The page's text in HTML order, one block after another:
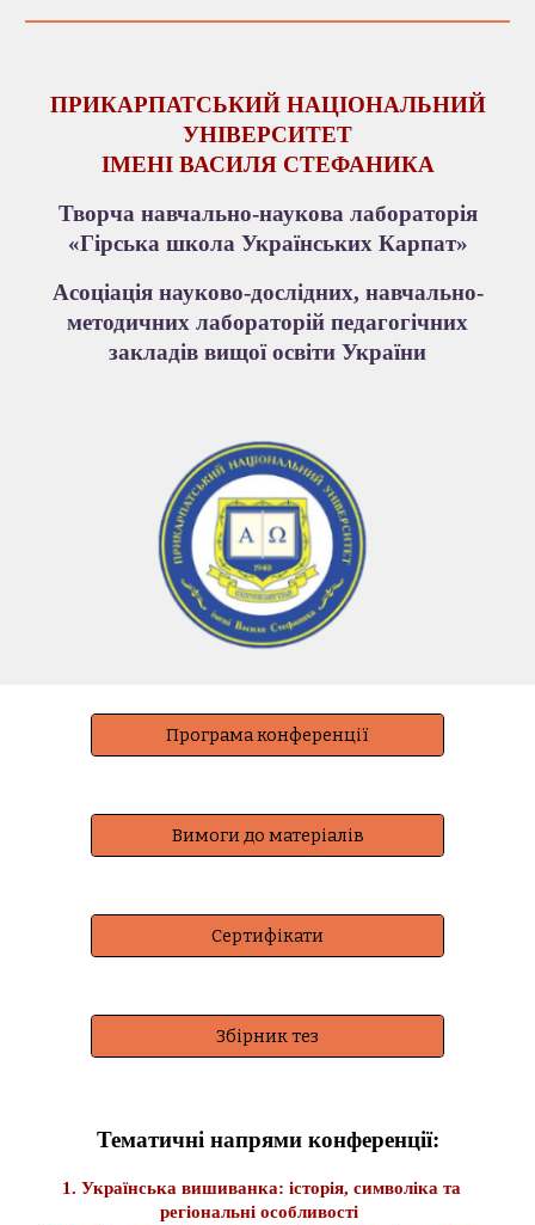
ПРИКАРПАТСЬКИЙ НАЦІОНАЛЬНИЙ
УНІВЕРСИТЕТ
ІМЕНІ ВАСИЛЯ СТЕФАНИКА
Творча навчально-наукова лабораторія
«Гірська школа Українських Карпат»
Асоціація науково-дослідних, навчально-
методичних лабораторій педагогічних
закладів вищої освіти України
Програма конференції
Вимоги до матеріалів
Сертифікати
Збірник тез
Тематичні напрями конференції:
1. Українська вишиванка: історія, символіка та
регіональні особливості